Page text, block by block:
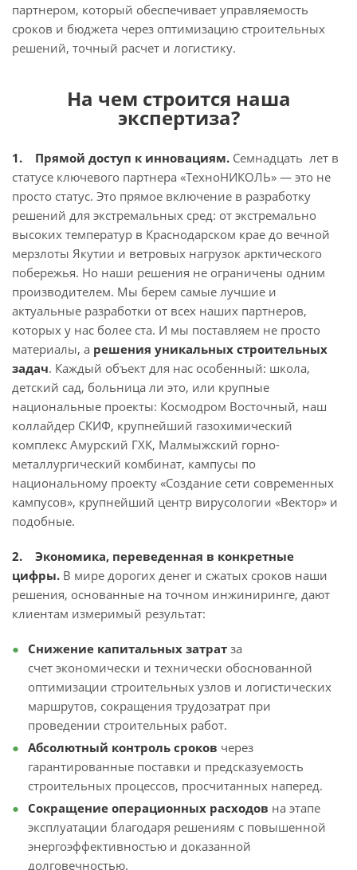
партнером, который обеспечивает управляемость
сроков и бюджета через оптимизацию строительных
решений, точный расчет и логистику.
На чем строится наша
экспертиза?
1. Прямой доступ к инновациям. Семнадцать лет в
статусе ключевого партнера «ТехноНИКОЛЬ» — это не
просто статус. Это прямое включение в разработку
решений для экстремальных сред: от экстремально
высоких температур в Краснодарском крае до вечной
мерзлоты Якутии и ветровых нагрузок арктического
побережья. Но наши решения не ограничены одним
производителем. Мы берем самые лучшие и
актуальные разработки от всех наших партнеров,
которых у нас более ста. И мы поставляем не просто
материалы, а решения уникальных строительных
задач. Каждый объект для нас особенный: школа,
детский сад, больница ли это, или крупные
национальные проекты: Космодром Восточный, наш
коллайдер СКИФ, крупнейший газохимический
комплекс Амурский ГХК, Малмыжский горно-
металлургический комбинат, кампусы по
национальному проекту «Создание сети современных
кампусов», крупнейший центр вирусологии «Вектор» и
подобные.
2. Экономика, переведенная в конкретные
цифры. В мире дорогих денег и сжатых сроков наши
решения, основанные на точном инжиниринге, дают
клиентам измеримый результат:
Снижение капитальных затрат за
счет экономически и технически обоснованной
оптимизации строительных узлов и логистических
маршрутов, сокращения трудозатрат при
проведении строительных работ.
Абсолютный контроль сроков через
гарантированные поставки и предсказуемость
строительных процессов, просчитанных наперед.
Сокращение операционных расходов на этапе
эксплуатации благодаря решениям с повышенной
энергоэффективностью и доказанной
долговечностью.